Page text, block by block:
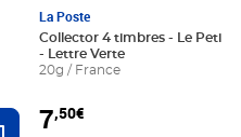
Ajouter au panier
La Poste
Collector 4 timbres - Le Petit
- Lettre Verte
20g / France
7,50€